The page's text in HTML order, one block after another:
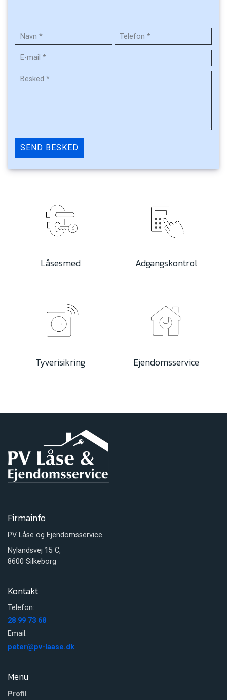
Låsesmed Adgangskontrol
Tyverisikring Ejendomsservice
Firmainfo
PV Låse og Ejendomsservice
Nylandsvej 15 C,
8600 Silkeborg
Kontakt
Telefon:
28 99 73 68
Email:
peter@pv-laase.dk
Menu
Profil